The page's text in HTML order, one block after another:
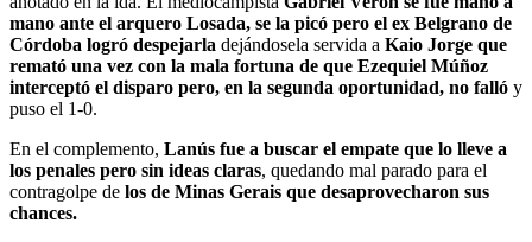
mano ante el arquero Losada, se la picó pero el ex Belgrano de
Córdoba logró despejarla dejándosela servida a Kaio Jorge que
remató una vez con la mala fortuna de que Ezequiel Múñoz
interceptó el disparo pero, en la segunda oportunidad, no falló y
puso el 1-0.
En el complemento, Lanús fue a buscar el empate que lo lleve a
los penales pero sin ideas claras, quedando mal parado para el
contragolpe de los de Minas Gerais que desaprovecharon sus
chances.